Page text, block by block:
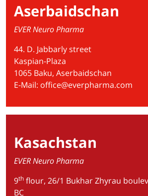
Aserbaidschan
EVER Neuro Pharma
44. D. Jabbarly street
Kaspian-Plaza
1065 Baku, Aserbaidschan
E-Mail: office@everpharma.com
Kasachstan
EVER Neuro Pharma
9th flour, 26/1 Bukhar Zhyrau
BC